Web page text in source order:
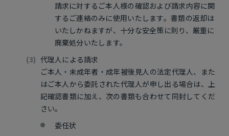
請求に対するご本人様の確認および請求内容に関
するご連絡のみに使用いたします。書類の返却は
いたしかねますが、十分な安全策に則り、厳重に
廃棄処分いたします。
代理人による請求
ご本人・未成年者・成年被後見人の法定代理人、また
はご本人から委託された代理人が申し出る場合は、上
記確認書類に加え、次の書類も合わせて同封してくだ
さい。
委任状